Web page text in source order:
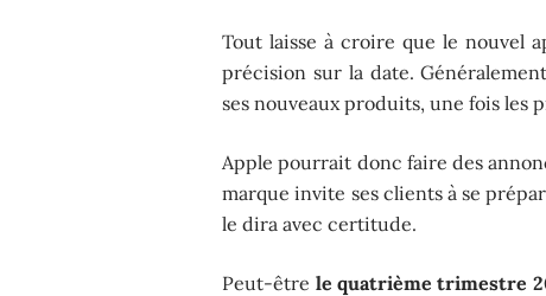
Tout laisse à croire que le nouvel
précision sur la date.
ses nouveaux produits, une fois les
Apple pourrait donc faire des
marque invite ses clients à se
le dira avec certitude.
Peut-être le quatrième trimestre